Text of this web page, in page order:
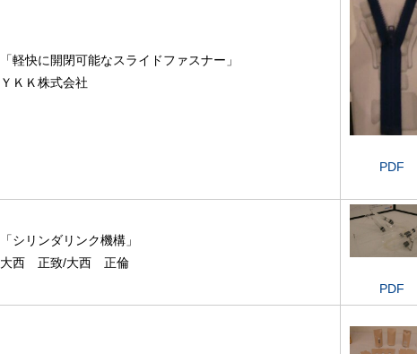
「軽快に開閉可能なスライドファスナー」
ＹＫＫ株式会社
PDF
「シリンダリンク機構」
大西 正致/大西 正倫
PDF